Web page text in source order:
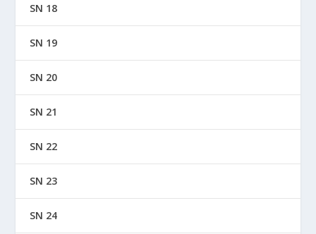
SN 18
SN 19
SN 20
SN 21
SN 22
SN 23
SN 24